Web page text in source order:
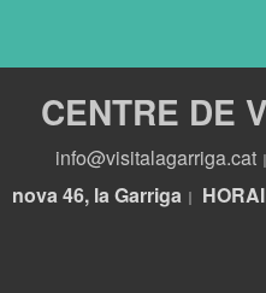
CENTRE DE
info@visitalagarriga.cat
nova 46, la Garriga
HORA